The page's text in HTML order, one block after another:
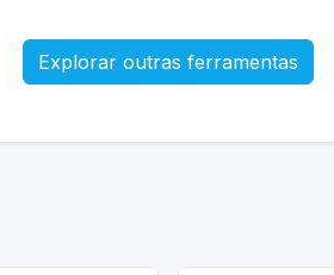
Explorar outras ferramentas